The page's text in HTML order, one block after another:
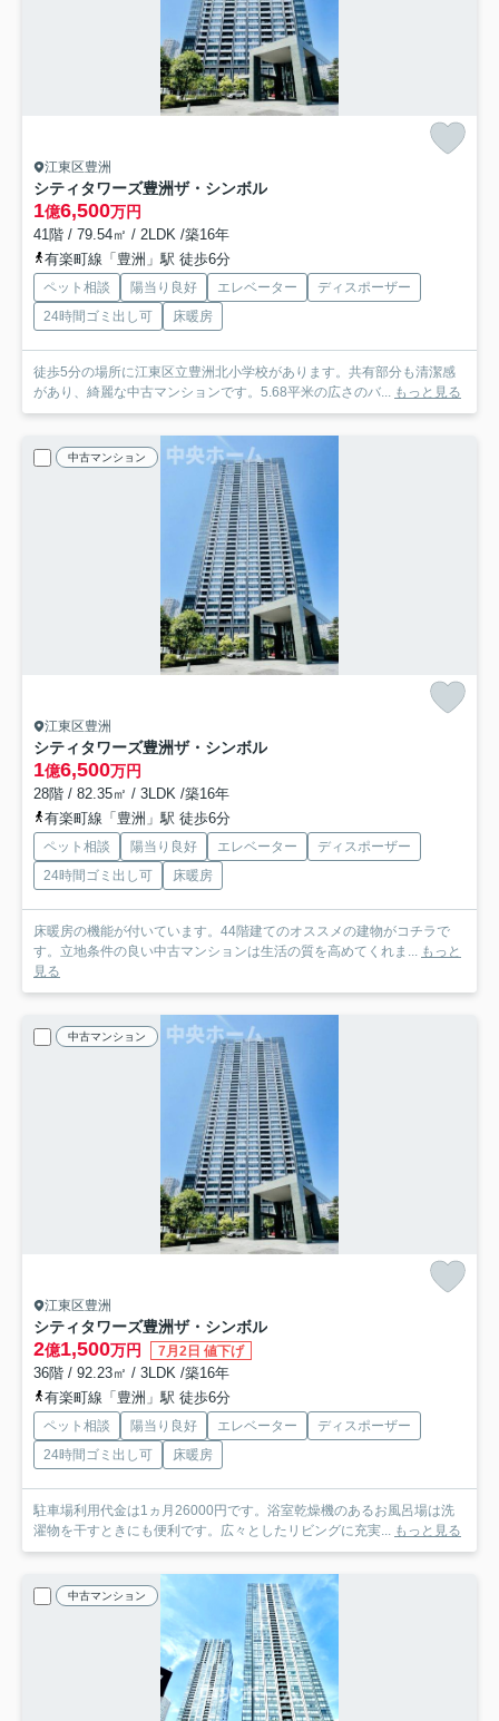
江東区豊洲
シティタワーズ豊洲ザ・シンボル
1億6,500万円
41階 / 79.54㎡ / 2LDK /築16年
有楽町線「豊洲」駅 徒歩6分
ペット相談 陽当り良好 エレベーター
ディスポーザー
24時間ゴミ出し可
床暖房
徒歩5分の場所に江東区立豊洲北小学校があります。共有部分も清潔感
があり、綺麗な中古マンションです。5.68平米の広さのバ... もっと見る
中古マンション
江東区豊洲
シティタワーズ豊洲ザ・シンボル
1億6,500万円
28階 / 82.35㎡ / 3LDK /築16年
有楽町線「豊洲」駅 徒歩6分
ペット相談 陽当り良好 エレベーター
ディスポーザー
24時間ゴミ出し可
床暖房
床暖房の機能が付いています。44階建てのオススメの建物がコチラで
す。立地条件の良い中古マンションは生活の質を高めてくれま... もっと
見る
中古マンション
江東区豊洲
シティタワーズ豊洲ザ・シンボル
2億1,500万円 7月2日 値下げ
36階 / 92.23㎡ / 3LDK /築16年
有楽町線「豊洲」駅 徒歩6分
ペット相談 陽当り良好 エレベーター
ディスポーザー
24時間ゴミ出し可
床暖房
駐車場利用代金は1ヵ月26000円です。浴室乾燥機のあるお風呂場は洗
濯物を干すときにも便利です。広々としたリビングに充実... もっと見る
中古マンション